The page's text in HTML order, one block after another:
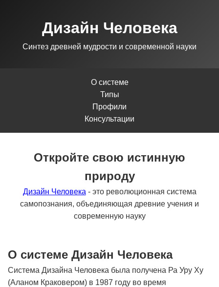
Дизайн Человека
Синтез древней мудрости и современной науки
О системе
Типы
Профили
Консультации
Откройте свою истинную
природу
Дизайн Человека - это революционная система
самопознания, объединяющая древние учения и
современную науку
О системе Дизайн Человека
Система Дизайна Человека была получена Ра Уру Ху
(Аланом Краковером) в 1987 году во время